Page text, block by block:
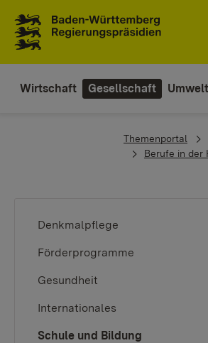
Wirtschaft Gesellschaft Umwelt
You are here:
Themenportal
Berufe in der
Denkmalpflege
Förderprogramme
Gesundheit
Internationales
Schule und Bildung